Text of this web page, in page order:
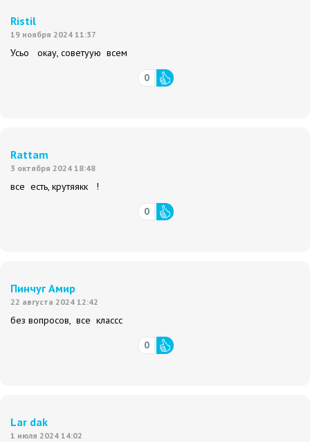
Ristil
19 ноября 2024 11:37
Усьо окау, советуую всем
0
Rattam
3 октября 2024 18:48
все есть, крутяякк !
0
Пинчуг Амир
22 августа 2024 12:42
без вопросов, все классс
0
Lar dak
1 июля 2024 14:02